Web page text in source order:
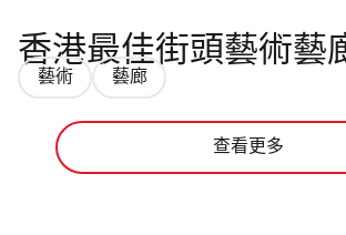
香港最佳街頭藝術藝
藝術 藝廊
查看更多